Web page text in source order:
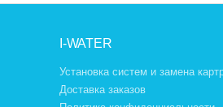
I-WATER
Установка систем и замена
Доставка заказов